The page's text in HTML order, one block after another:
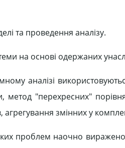
та проведення аналізу.
на основі одержаних
аналізі
метод "перехресних"
агрегування змінних у
проблем наочно виражено